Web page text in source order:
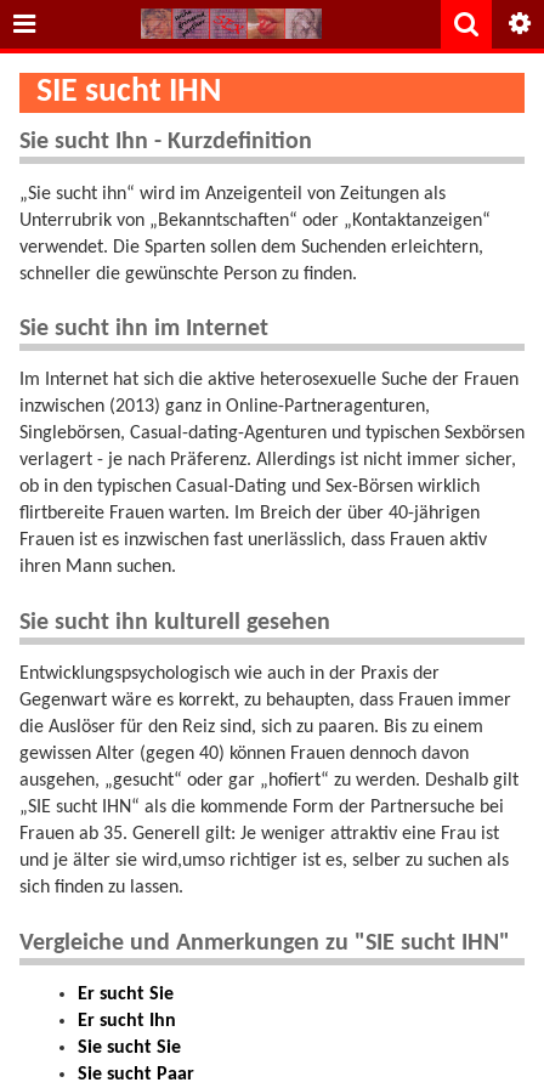
SIE sucht IHN
Sie sucht Ihn - Kurzdefinition
„Sie sucht ihn“ wird im Anzeigenteil von Zeitungen als
Unterrubrik von „Bekanntschaften“ oder „Kontaktanzeigen“
verwendet. Die Sparten sollen dem Suchenden erleichtern,
schneller die gewünschte Person zu finden.
Sie sucht ihn im Internet
Im Internet hat sich die aktive heterosexuelle Suche der Frauen
inzwischen (2013) ganz in Online-Partneragenturen,
Singlebörsen, Casual-dating-Agenturen und typischen Sexbörsen
verlagert - je nach Präferenz. Allerdings ist nicht immer sicher,
ob in den typischen Casual-Dating und Sex-Börsen wirklich
flirtbereite Frauen warten. Im Breich der über 40-jährigen
Frauen ist es inzwischen fast unerlässlich, dass Frauen aktiv
ihren Mann suchen.
Sie sucht ihn kulturell gesehen
Entwicklungspsychologisch wie auch in der Praxis der
Gegenwart wäre es korrekt, zu behaupten, dass Frauen immer
die Auslöser für den Reiz sind, sich zu paaren. Bis zu einem
gewissen Alter (gegen 40) können Frauen dennoch davon
ausgehen, „gesucht“ oder gar „hofiert“ zu werden. Deshalb gilt
„SIE sucht IHN“ als die kommende Form der Partnersuche bei
Frauen ab 35. Generell gilt: Je weniger attraktiv eine Frau ist
und je älter sie wird,umso richtiger ist es, selber zu suchen als
sich finden zu lassen.
Vergleiche und Anmerkungen zu "SIE sucht IHN"
Er sucht Sie
Er sucht Ihn
Sie sucht Sie
Sie sucht Paar